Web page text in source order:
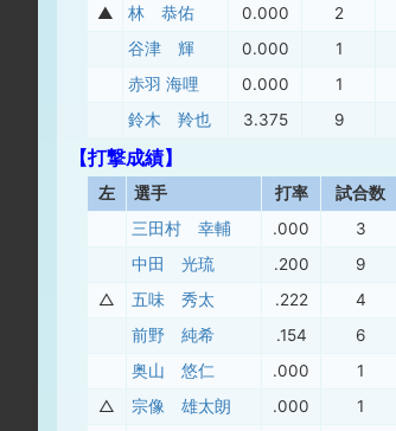
▲
林 恭佑 0.000 2
谷津 輝
0.000 1
赤羽 海哩
0.000 1
鈴木 羚也
3.375 9
【打撃成績】
左 選手 打率 試合数
三田村 幸輔
.000 3
中田 光琉
.200 9
△
五味 秀太 .222 4
前野 純希
.154 6
奥山 悠仁
.000 1
△
宗像 雄太朗 .000 1